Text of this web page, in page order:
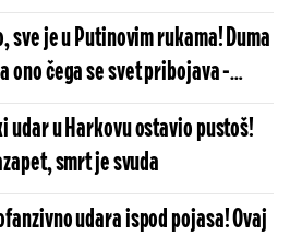
Ukrajini?
sve je u Putinovim rukama! Duma
ono čega se svet pribojava -
udar u Harkovu ostavio pustoš!
smrt je svuda
udara ispod pojasa! Ovaj